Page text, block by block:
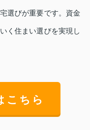
選びが重要です。資金
く住まい選びを実現し
こちら